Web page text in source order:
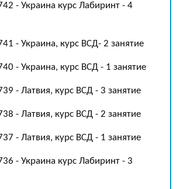
- Украина курс Лабиринт - 4
- Украина, курс ВСД- 2 занятие
- Украина, курс ВСД - 1 занятие
- Латвия, курс ВСД - 3 занятие
- Латвия, курс ВСД - 2 занятие
- Латвия, курс ВСД - 1 занятие
- Украина курс Лабиринт - 3